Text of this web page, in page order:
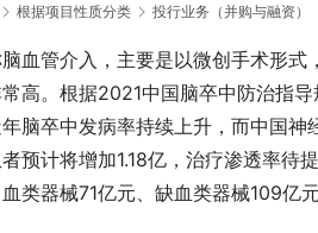
根据项目性质分类 投行业务（并购与融资）
血管介入，主要是以微创手术形
高。根据2021中国脑卒中防治指
脑卒中发病率持续上升，而中国
预计将增加1.18亿，治疗渗透率
类器械71亿元、缺血类器械109亿